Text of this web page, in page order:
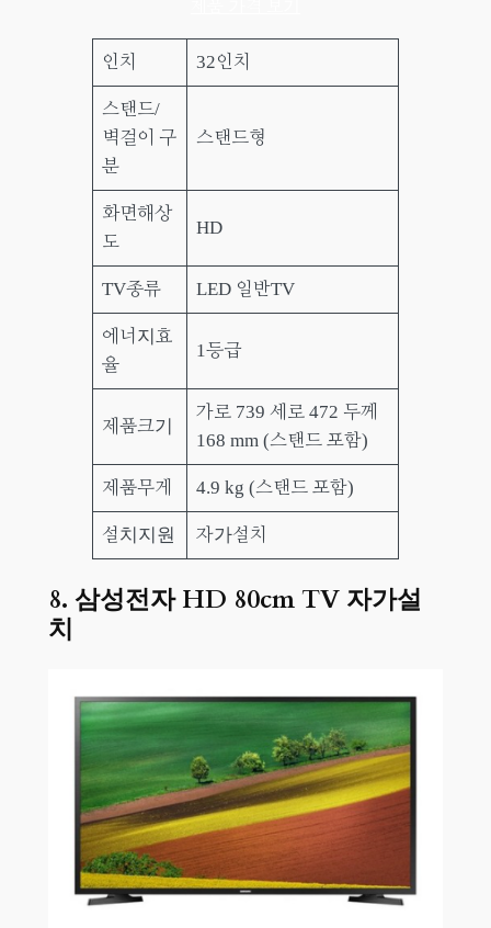
인치 32인치
스탠드/
벽걸이 구
분
스탠드형
화면해상
도
HD
TV종류 LED 일반TV
에너지효
율
1등급
제품크기
가로 739 세로 472 두께
168 mm (스탠드 포함)
제품무게 4.9 kg (스탠드 포함)
설치지원 자가설치
8. 삼성전자 HD 80cm TV 자가설
치